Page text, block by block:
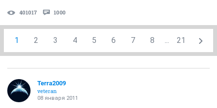
401017 1000
1 2 3 4 5 6 7 8 ... 21
Terra2009
veteran
08 января 2011